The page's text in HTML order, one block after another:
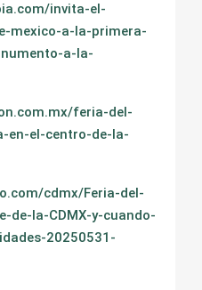
invita-el-
mexico-a-la-primera-
a-la-
feria-del-
en-el-centro-de-la-
cdmx/Feria-del-
de-la-CDMX-y-cuando-
20250531-